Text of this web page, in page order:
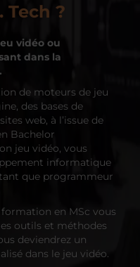
Tech ?
vidéo ou
dans la
de moteurs de jeu
des bases de
web, à l’issue de
Bachelor
jeu vidéo, vous
informatique
que programmeur
en MSc vous
outils et méthodes
deviendrez un
dans le jeu vidéo.